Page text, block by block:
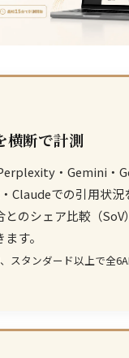
断で計測
・Gemini・
Claudeでの引用状況
とのシェア比較（SoV
す。
スタンダード以上で全6AI